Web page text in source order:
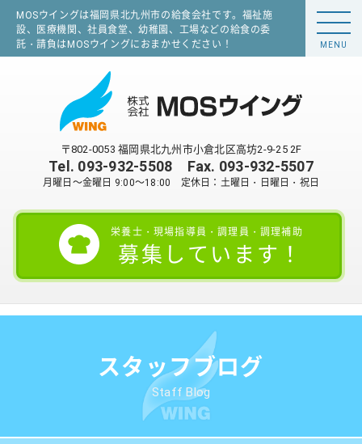
MOSウイングは福岡県北九州市の給食会社です。福祉施
設、医療機関、社員食堂、幼稚園、工場などの給食の委
託・請負はMOSウイングにおまかせください！
〒802-0053 福岡県北九州市小倉北区高坊2-9-25 2F
Tel. 093-932-5508 Fax. 093-932-5507
月曜日～金曜日 9:00～18:00 定休日：土曜日・日曜日・祝日
栄養士・現場指導員・調理員・調理補助
募集しています！
MENU
スタッフブログ
Staff Blog